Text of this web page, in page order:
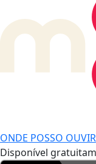
ONDE POSSO OUVIR
Disponível